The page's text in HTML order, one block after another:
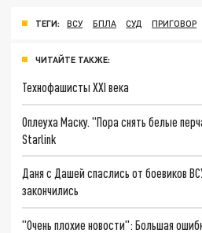
ТЕГИ: ВСУ БПЛА СУД ПРИГОВОР
ЧИТАЙТЕ ТАКЖЕ:
Технофашисты XXI века
Оплеуха Маску. "Пора снять белые
Starlink
Даня с Дашей спаслись от боевиков
закончились
"Очень плохие новости": Большая